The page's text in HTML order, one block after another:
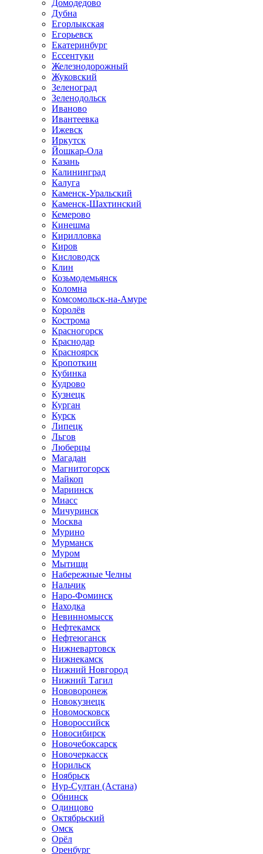
Домодедово
Дубна
Егорлыкская
Егорьевск
Екатеринбург
Ессентуки
Железнодорожный
Жуковский
Зеленоград
Зеленодольск
Иваново
Ивантеевка
Ижевск
Иркутск
Йошкар-Ола
Казань
Калининград
Калуга
Каменск-Уральский
Каменск-Шахтинский
Кемерово
Кинешма
Кирилловка
Киров
Кисловодск
Клин
Козьмодемьянск
Коломна
Комсомольск-на-Амуре
Королёв
Кострома
Красногорск
Краснодар
Красноярск
Кропоткин
Кубинка
Кудрово
Кузнецк
Курган
Курск
Липецк
Льгов
Люберцы
Магадан
Магнитогорск
Майкоп
Мариинск
Миасс
Мичуринск
Москва
Мурино
Мурманск
Муром
Мытищи
Набережные Челны
Нальчик
Наро-Фоминск
Находка
Невинномысск
Нефтекамск
Нефтеюганск
Нижневартовск
Нижнекамск
Нижний Новгород
Нижний Тагил
Нововоронеж
Новокузнецк
Новомосковск
Новороссийск
Новосибирск
Новочебоксарск
Новочеркасск
Норильск
Ноябрьск
Нур-Султан (Астана)
Обнинск
Одинцово
Октябрьский
Омск
Орёл
Оренбург